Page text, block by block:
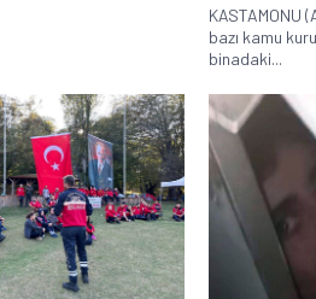
KASTAMONU
bazı kamu
binadaki...